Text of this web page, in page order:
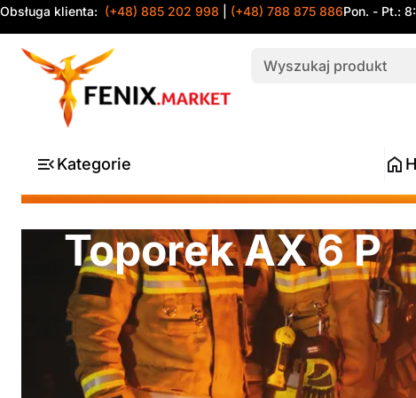
Obsługa klienta: (+48) 885 202 998 (+48) 788 875 886Pon. - Pt.:
Kategorie
Toporek AX 6 P